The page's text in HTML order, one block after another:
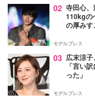
02 寺田心
110kgの
の厚み
モデルプレス
03 広末涼
「言い
った」
モデルプレス